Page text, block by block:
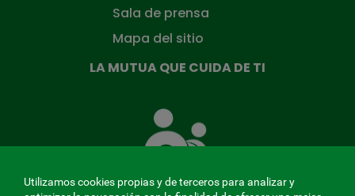
Sala de prensa
Mapa del sitio
LA MUTUA QUE CUIDA DE TI
Mutua
que
ti
Utilizamos cookies propias y de terceros para analizar y